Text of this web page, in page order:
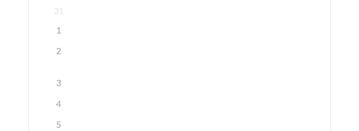
31
1
2
3
4
5